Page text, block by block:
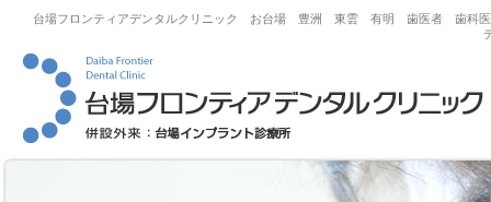
台場フロンティアデンタルクリニック お台場 豊洲 東雲 有明 歯医者 歯科医院